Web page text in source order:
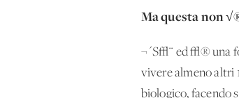
Ma questa non
¬´S√¨ ed √® una
vivere almeno altri
biologico, facendo